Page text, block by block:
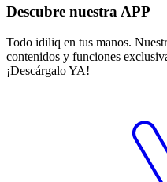
Descubre nuestra APP
Todo idiliq en tus manos.
contenidos y funciones
¡Descárgalo YA!